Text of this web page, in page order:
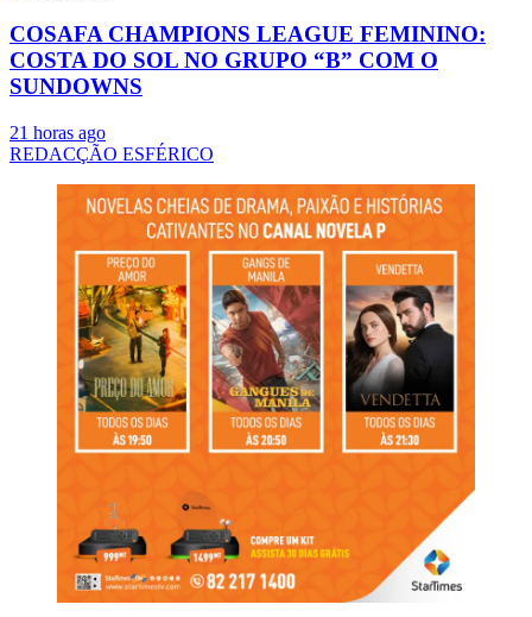
COSAFA CHAMPIONS LEAGUE FEMININO:
COSTA DO SOL NO GRUPO “B” COM O
SUNDOWNS
21 horas ago
REDACÇÃO ESFÉRICO